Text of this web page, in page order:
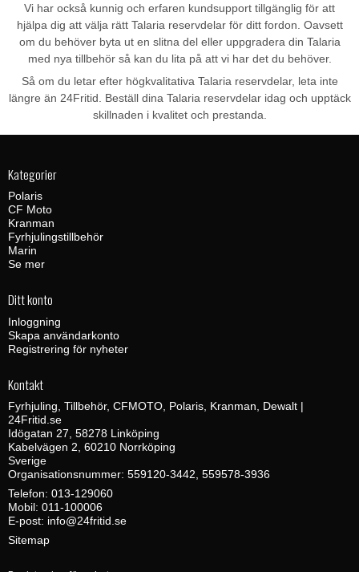
Vi har också kunnig och erfaren kundsupport tillgänglig för att
hjälpa dig att välja rätt Talaria reservdelar för ditt fordon. Oavsett
om du behöver byta ut en slitna del eller uppgradera din Talaria
med nya tillbehör så kan du lita på att vi har det du behöver.
Så om du letar efter högkvalitativa Talaria reservdelar, leta inte
längre än 24Fritid. Beställ dina Talaria reservdelar idag och upptäck
skillnaden i kvalitet och prestanda.
Kategorier
Polaris
CF Moto
Kranman
Fyrhjulingstillbehör
Marin
Se mer
Ditt konto
Inloggning
Skapa användarkonto
Registrering för nyheter
Kontakt
Fyrhjuling, Tillbehör, CFMOTO, Polaris, Kranman, Dewalt |
24Fritid.se
Idögatan 27, 58278 Linköping
Kabelvägen 2, 60210 Norrköping
Sverige
Organisationsnummer: 559120-3442, 559578-3936
Telefon: 013-129060
Mobil: 011-100006
E-post: info@24fritid.se
Sitemap